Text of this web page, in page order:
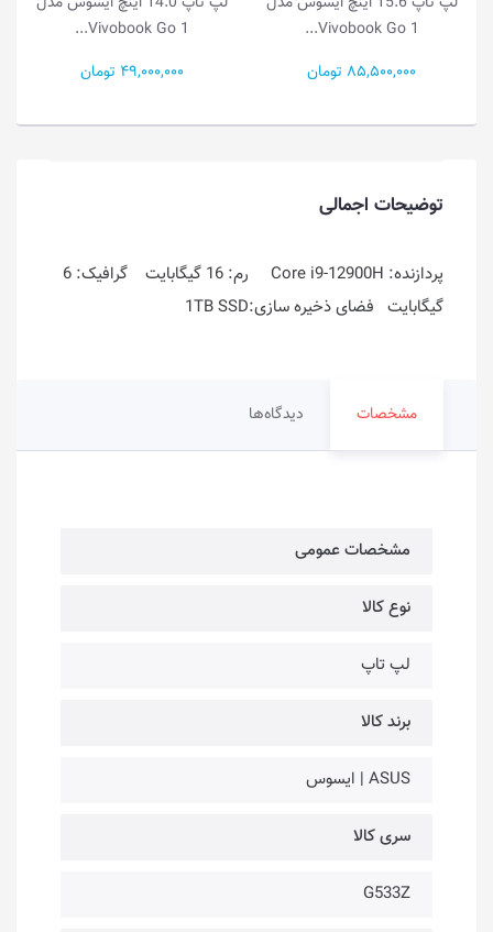
Vivobook Go 1...
49,000,000 تومان
Vivobook Go 1...
55,500,000 تومان
توضیحات اجمالی
پردازنده: Core i9-12900H رم: 16 گیگابایت گرافیک: 6
گیگابایت فضای ذخیره سازی:1TB SSD
مشخصات دیدگاه‌ها
مشخصات عمومی
نوع کالا
لپ تاپ
برند کالا
ASUS | ایسوس
سری کالا
G533Z